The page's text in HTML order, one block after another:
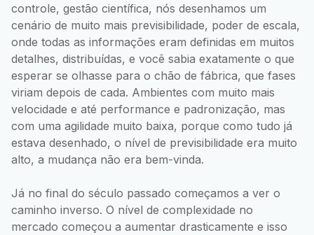
controle, gestão científica, nós desenhamos um
cenário de muito mais previsibilidade, poder de escala,
onde todas as informações eram definidas em muitos
detalhes, distribuídas, e você sabia exatamente o que
esperar se olhasse para o chão de fábrica, que fases
viriam depois de cada. Ambientes com muito mais
velocidade e até performance e padronização, mas
com uma agilidade muito baixa, porque como tudo já
estava desenhado, o nível de previsibilidade era muito
alto, a mudança não era bem-vinda.
Já no final do século passado começamos a ver o
caminho inverso. O nível de complexidade no
mercado começou a aumentar drasticamente e isso